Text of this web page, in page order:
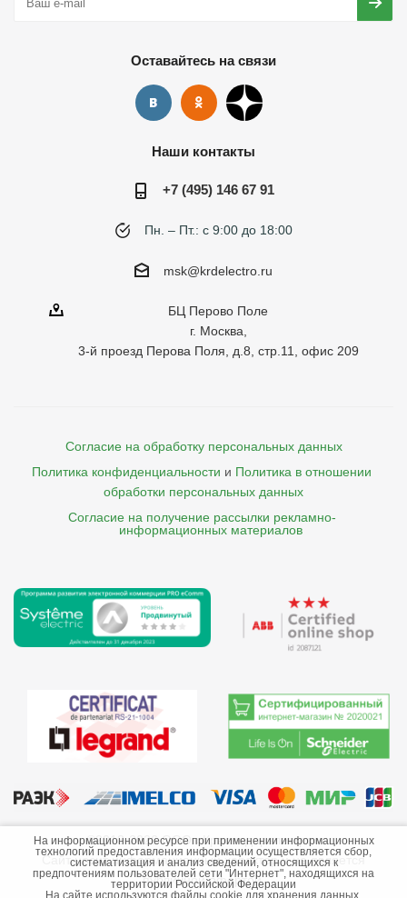
Оставайтесь на связи
Наши контакты
+7 (495) 146 67 91
Пн. – Пт.: с 9:00 до 18:00
msk@krdelectro.ru
БЦ Перово Поле
г. Москва,
3-й проезд Перова Поля, д.8, стр.11, офис 209
Согласие на обработку персональных данных
Политика конфиденциальности и Политика в отношении
обработки персональных данных
Согласие на получение рассылки рекламно-
    информационных материалов
©2013-2026 ООО «Краснодарэлектро»
Сайт носит информационный характер и не является
публичной офертой.
На информационном ресурсе при применении информационных
технологий предоставления информации осуществляется сбор,
систематизация и анализ сведений, относящихся к
предпочтениям пользователей сети "Интернет", находящихся на
территории Российской Федерации
На сайте используются файлы cookie для хранения данных.